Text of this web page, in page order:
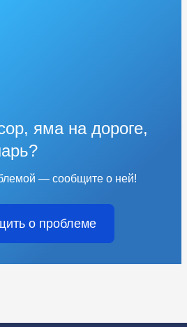
яма на дороге,
— сообщите о ней!
о проблеме